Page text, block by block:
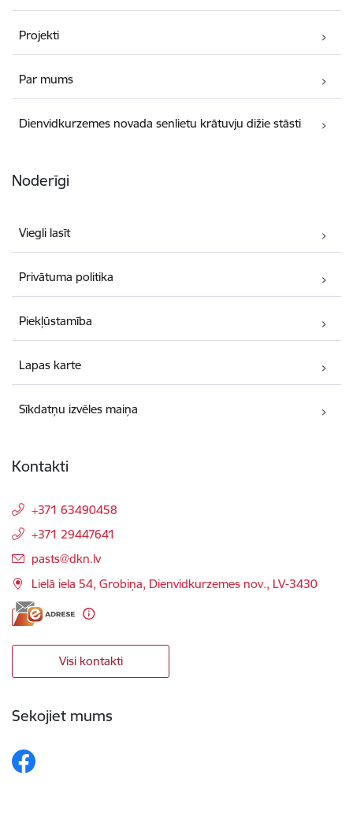
Projekti
Par mums
Dienvidkurzemes novada senlietu krātuvju dižie stāsti
Noderīgi
Viegli lasīt
Privātuma politika
Piekļūstamība
Lapas karte
Sīkdatņu izvēles maiņa
Kontakti
+371 63490458
+371 29447641
E-pasts:
pasts@dkn.lv
Lielā iela 54, Grobiņa, Dienvidkurzemes nov., LV-3430
Visi kontakti
Sekojiet mums